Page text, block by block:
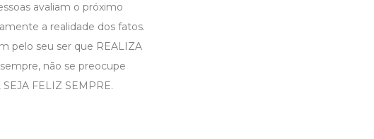
avaliam o próximo
a realidade dos fatos.
pelo seu ser que REALIZA
não se preocupe
FELIZ SEMPRE.